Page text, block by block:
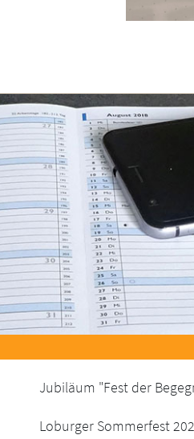
Jubiläum "Fest der
Loburger Sommerfest